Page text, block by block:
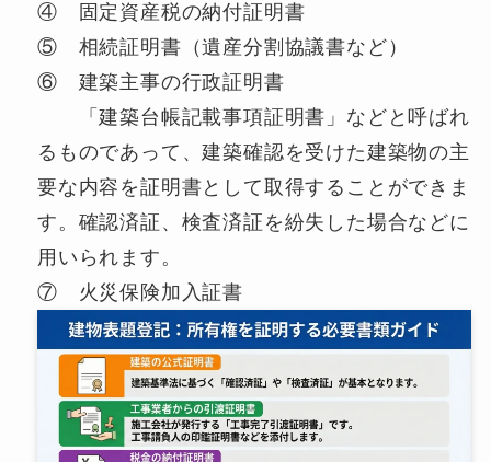
④ 固定資産税の納付証明書
⑤ 相続証明書（遺産分割協議書など）
⑥ 建築主事の行政証明書
「建築台帳記載事項証明書」などと呼ばれ
るものであって、建築確認を受けた建築物の主
要な内容を証明書として取得することができま
す。確認済証、検査済証を紛失した場合などに
用いられます。
⑦ 火災保険加入証書